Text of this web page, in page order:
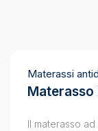
Materassi
Materasso
Il materasso